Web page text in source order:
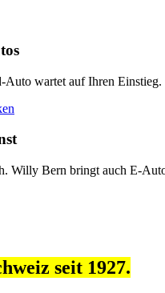
Auto wartet auf Ihren Einstieg.
Willy Bern bringt auch E-
seit 1927.